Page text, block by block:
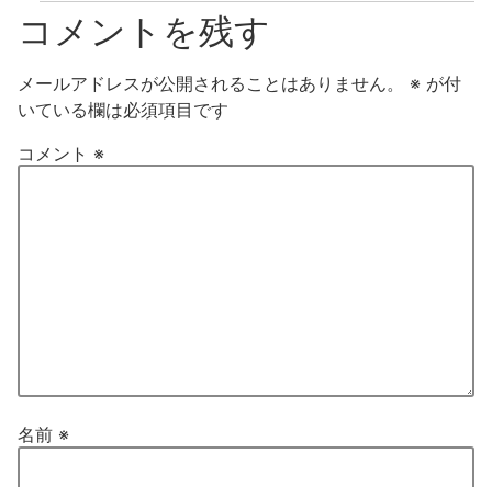
コメントを残す
メールアドレスが公開されることはありません。 ※ が付
いている欄は必須項目です
コメント ※
名前 ※